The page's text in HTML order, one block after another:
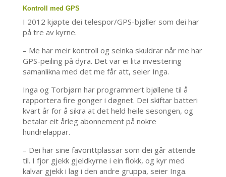
Kontroll med GPS
I 2012 kjøpte dei telespor/GPS-bjøller som dei har
på tre av kyrne.
– Me har meir kontroll og seinka skuldrar når me har
GPS-peiling på dyra. Det var ei lita investering
samanlikna med det me får att, seier Inga.
Inga og Torbjørn har programmert bjøllene til å
rapportera fire gonger i døgnet. Dei skiftar batteri
kvart år for å sikra at det held heile sesongen, og
betalar eit årleg abonnement på nokre
hundrelappar.
– Dei har sine favorittplassar som dei går attende
til. I fjor gjekk gjeldkyrne i ein flokk, og kyr med
kalvar gjekk i lag i den andre gruppa, seier Inga.